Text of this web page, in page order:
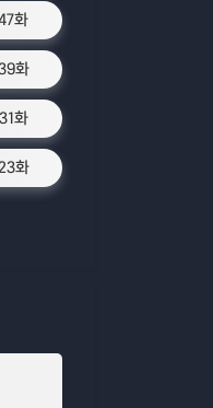
화
화
화
화